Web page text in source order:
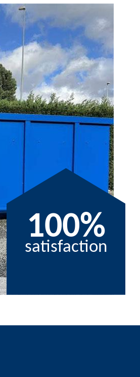
100%
satisfaction
– location de
avons un large à choix à vous proposer. Et
mettons en location nos bennes pour
consommables. Nous pouvons même
déchets toxiques ou chimiques. Vous
bon vous semble. Faites-nous